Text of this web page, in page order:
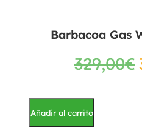
Barbacoa Gas
329,00€
Añadir al carrito